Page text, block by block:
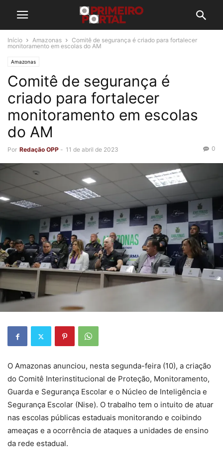
Início Amazonas
Comitê de segurança é criado para fortalecer
monitoramento em escolas do AM
Amazonas
Comitê de segurança é
criado para fortalecer
monitoramento em escolas
do AM
Por Redação OPP - 11 de abril de 2023 0
O Amazonas anunciou, nesta segunda-feira (10), a criação
do Comitê Interinstitucional de Proteção, Monitoramento,
Guarda e Segurança Escolar e o Núcleo de Inteligência e
Segurança Escolar (Nise). O trabalho tem o intuito de atuar
nas escolas públicas estaduais monitorando e coibindo
ameaças e a ocorrência de ataques a unidades de ensino
da rede estadual.